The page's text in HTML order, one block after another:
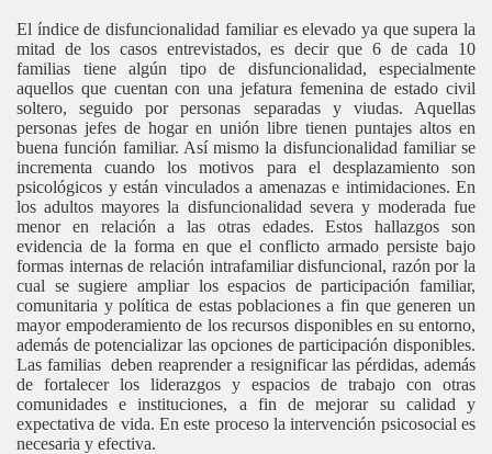
El índice de disfuncionalidad familiar es elevado ya que supera la
mitad de los casos entrevistados, es decir que 6 de cada 10
familias tiene algún tipo de disfuncionalidad, especialmente
aquellos que cuentan con una jefatura femenina de estado civil
soltero, seguido por personas separadas y viudas. Aquellas
personas jefes de hogar en unión libre tienen puntajes altos en
buena función familiar. Así mismo la disfuncionalidad familiar se
incrementa cuando los motivos para el desplazamiento son
psicológicos y están vinculados a amenazas e intimidaciones. En
los adultos mayores la disfuncionalidad severa y moderada fue
menor en relación a las otras edades. Estos hallazgos son
evidencia de la forma en que el conflicto armado persiste bajo
formas internas de relación intrafamiliar disfuncional, razón por la
cual se sugiere ampliar los espacios de participación familiar,
comunitaria y política de estas poblaciones a fin que generen un
mayor empoderamiento de los recursos disponibles en su entorno,
además de potencializar las opciones de participación disponibles.
Las familias deben reaprender a resignificar las pérdidas, además
de fortalecer los liderazgos y espacios de trabajo con otras
comunidades e instituciones, a fin de mejorar su calidad y
expectativa de vida. En este proceso la intervención psicosocial es
necesaria y efectiva.